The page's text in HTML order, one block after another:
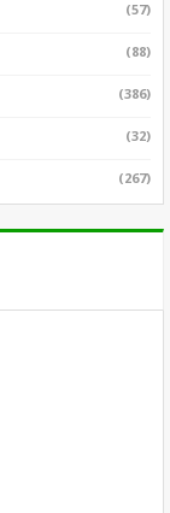
(57)
(88)
(386)
(32)
(267)